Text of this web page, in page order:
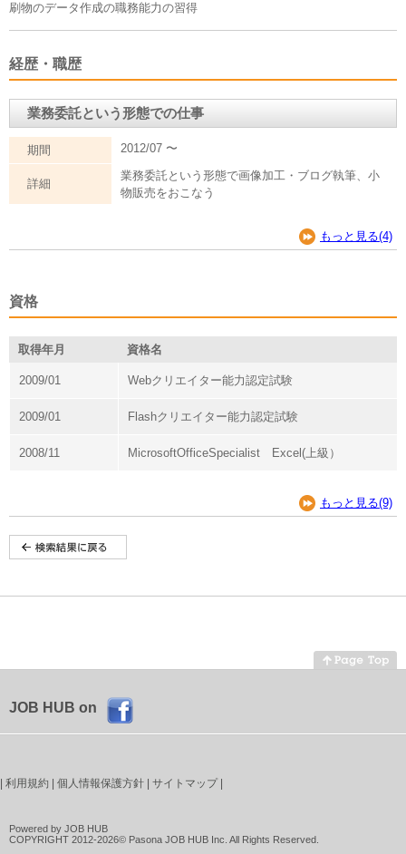
刷物のデータ作成の職務能力の習得
経歴・職歴
業務委託という形態での仕事
期間 2012/07 〜
詳細
業務委託という形態で画像加工・ブログ執筆、小
物販売をおこなう
もっと見る(4)
資格
取得年月 資格名
2009/01 Webクリエイター能力認定試験
2009/01 Flashクリエイター能力認定試験
2008/11 MicrosoftOfficeSpecialist Excel(上級）
もっと見る(9)
JOB HUB on
利用規約 個人情報保護方針 サイトマップ|
Powered by JOB HUB
COPYRIGHT 2012-2026© Pasona JOB HUB Inc. All Rights Reserved.